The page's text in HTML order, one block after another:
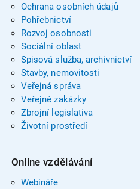
Ochrana osobních údajů
Pohřebnictví
Rozvoj osobnosti
Sociální oblast
Spisová služba, archivnictví
Stavby, nemovitosti
Veřejná správa
Veřejné zakázky
Zbrojní legislativa
Životní prostředí
Online vzdělávání
Webináře